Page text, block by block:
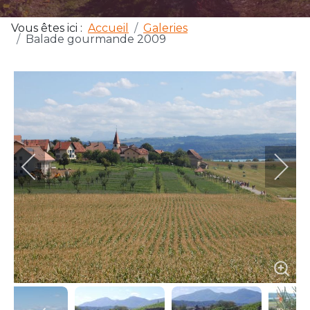
Vous êtes ici : Accueil
Galeries
Balade gourmande 2009